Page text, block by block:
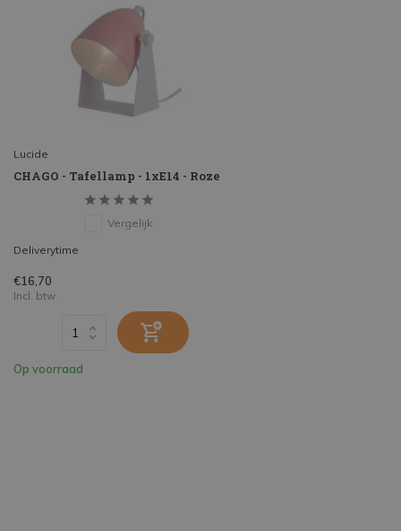
Lucide
CHAGO - Tafellamp - 1xE14 - Roze
Vergelijk
Deliverytime
€16,70
Incl. btw
Op voorraad